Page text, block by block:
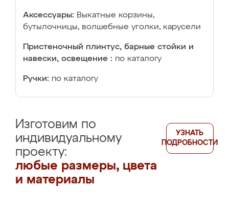
Аксессуары: Выкатные корзины,
бутылочницы, волшебные уголки, карусели
Пристеночный плинтус, барные стойки и
навески, освещение : по каталогу
Ручки: по каталогу
Изготовим по
индивидуальному
проекту:
любые размеры, цвета
и материалы
УЗНАТЬ
ПОДРОБНОСТИ